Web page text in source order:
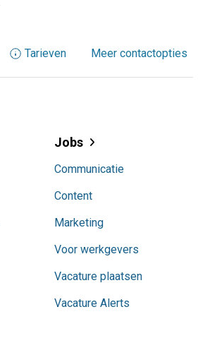
Tarieven Meer contactopties
Jobs
Communicatie
Content
Marketing
Voor werkgevers
Vacature plaatsen
Vacature Alerts